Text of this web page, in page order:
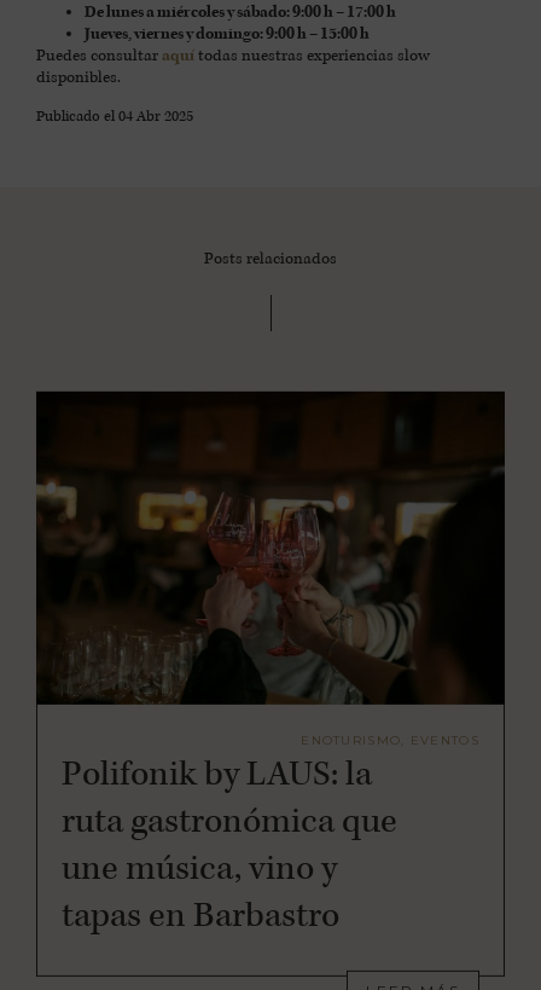
De lunes a miércoles y sábado: 9:00 h – 17:00 h
Jueves, viernes y domingo: 9:00 h – 15:00 h
Puedes consultaraquítodas nuestras experiencias slow
disponibles.
Publicado el04 Abr 2025
Posts relacionados
ENOTURISMO, EVENTOS
Polifonik by LAUS: la
ruta gastronómica que
une música, vino y
tapas en Barbastro